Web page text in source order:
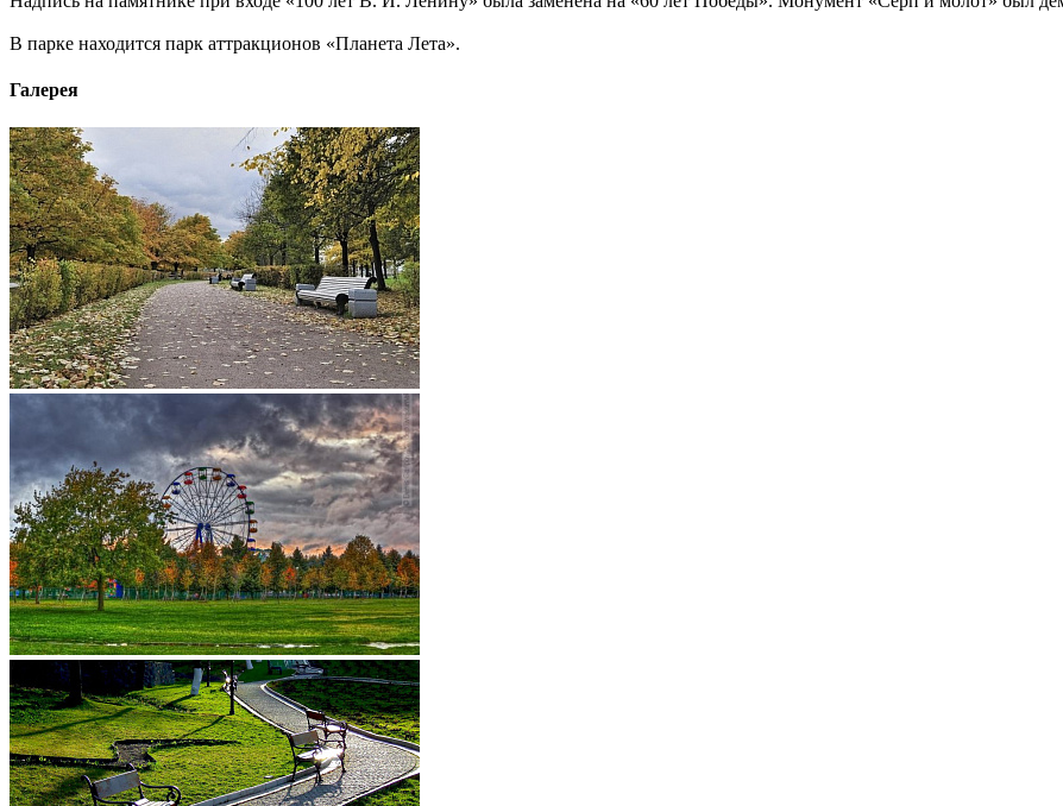
В парке находится парк аттракционов «Планета Лета».
Галерея